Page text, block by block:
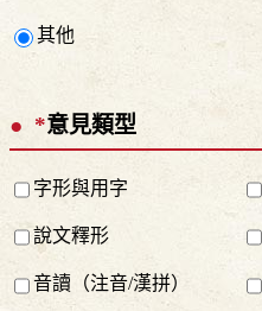
其他
*意見類型
字形與用字
說文釋形
音讀（注音/漢拼）